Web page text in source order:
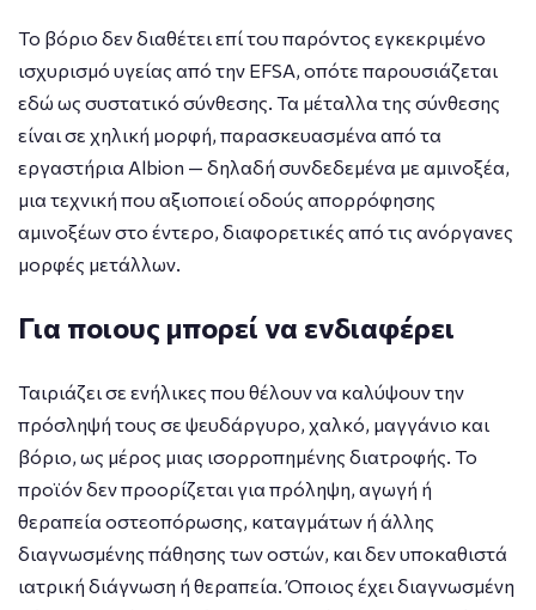
Το βόριο δεν διαθέτει επί του παρόντος εγκεκριμένο
ισχυρισμό υγείας από την EFSA, οπότε παρουσιάζεται
εδώ ως συστατικό σύνθεσης. Τα μέταλλα της σύνθεσης
είναι σε χηλική μορφή, παρασκευασμένα από τα
εργαστήρια Albion — δηλαδή συνδεδεμένα με αμινοξέα,
μια τεχνική που αξιοποιεί οδούς απορρόφησης
αμινοξέων στο έντερο, διαφορετικές από τις ανόργανες
μορφές μετάλλων.
Για ποιους μπορεί να ενδιαφέρει
Ταιριάζει σε ενήλικες που θέλουν να καλύψουν την
πρόσληψή τους σε ψευδάργυρο, χαλκό, μαγγάνιο και
βόριο, ως μέρος μιας ισορροπημένης διατροφής. Το
προϊόν δεν προορίζεται για πρόληψη, αγωγή ή
θεραπεία οστεοπόρωσης, καταγμάτων ή άλλης
διαγνωσμένης πάθησης των οστών, και δεν υποκαθιστά
ιατρική διάγνωση ή θεραπεία. Όποιος έχει διαγνωσμένη